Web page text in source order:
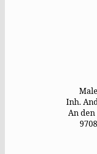
Inh.
An